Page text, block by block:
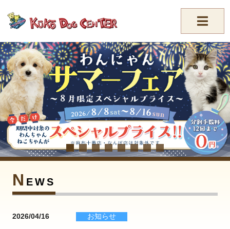
//-->
N EWS
2026/04/16 お知らせ